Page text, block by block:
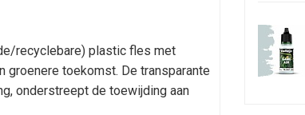
recyclebare) plastic fles met
groenere toekomst. De transparante
onderstreept de toewijding aan